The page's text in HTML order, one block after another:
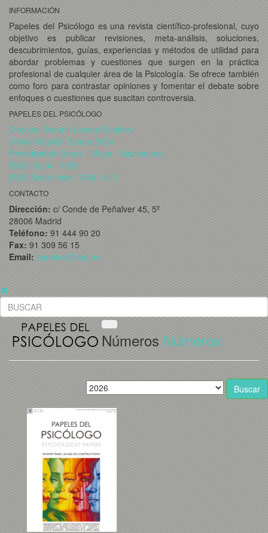
INFORMACIÓN
Papeles del Psicólogo es una revista científico-profesional, cuyo
objetivo es publicar revisiones, meta-análisis, soluciones,
descubrimientos, guías, experiencias y métodos de utilidad para
abordar problemas y cuestiones que surgen en la práctica
profesional de cualquier área de la Psicología. Se ofrece también
como foro para contrastar opiniones y fomentar el debate sobre
enfoques o cuestiones que suscitan controversia.
PAPELES DEL PSICÓLOGO
Director: Serafín Lemos Giráldez
Última difusión: Enero 2024
Periodicidad: Enero - Mayo - Septiembre
ISSN: 0214 - 7823
ISSN Electrónico: 1886-1415
CONTACTO
Dirección: c/ Conde de Peñalver 45, 5º
28006 Madrid
Teléfono: 91 444 90 20
Fax: 91 309 56 15
Email: papeles@cop.es
Números Números
Buscar